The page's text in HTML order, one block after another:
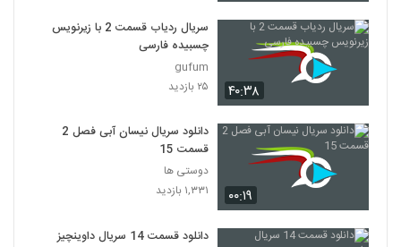
۴۰:۳۸
سریال ردیاب قسمت 2 با زیرنویس
چسبیده فارسی
gufum
۲۵ بازدید
۰۰:۱۹
دانلود سریال نیسان آبی فصل 2
قسمت 15
دوستی ها
۱,۳۳۱ بازدید
دانلود قسمت 14 سریال داوینچیز